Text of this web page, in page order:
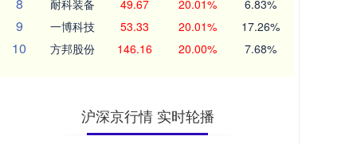
耐科装备 49.67 20.01% 6.83%
9 一博科技 53.33 20.01% 17.26%
10 方邦股份 146.16 20.00% 7.68%
沪深京行情 实时轮播